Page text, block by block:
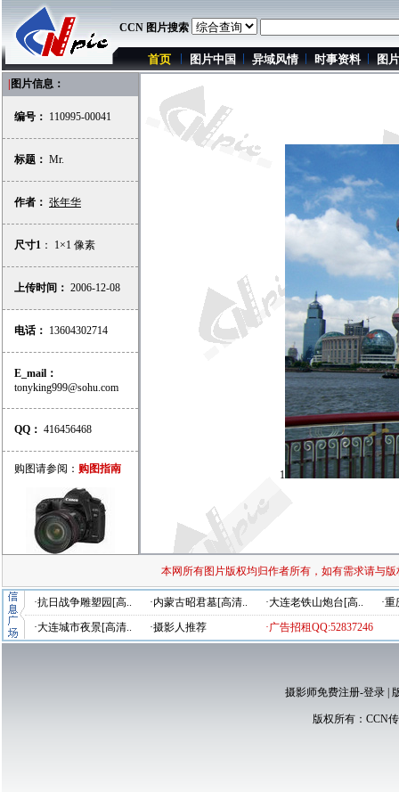
CCN 图片搜索
首页 图片中国 异域风情 时事资料 图
图片信息：
编号： 110995-00041
标题： Mr.
作者： 张年华
尺寸1 ： 1×1 像素
上传时间： 2006-12-08
电话： 13604302714
E_mail：
tonyking999@sohu.com
QQ： 416456468
购图请参阅： 购图指南 1
本网所有图片版权均归作者所有，如有需求请与
·抗日战争雕塑园[高.. ·内蒙古昭君墓[高清.. ·大连老铁山炮台[高..
·
·大连城市夜景[高清..
·摄影人推荐 ·广告招租QQ:52837246
摄影师免费注册-登录|
版权所有： CCN